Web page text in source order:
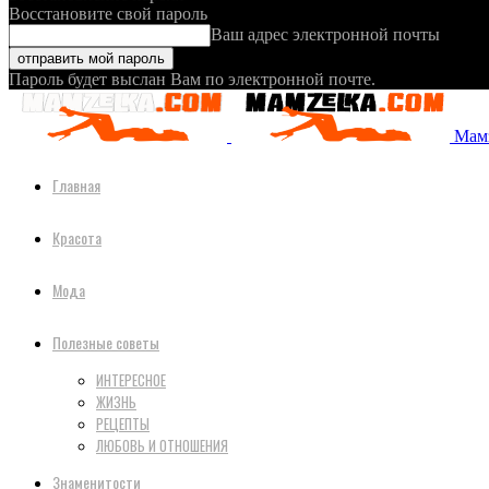
Восстановите свой пароль
Ваш адрес электронной почты
Пароль будет выслан Вам по электронной почте.
Главная
Красота
Мода
Полезные советы
ИНТЕРЕСНОЕ
ЖИЗНЬ
РЕЦЕПТЫ
ЛЮБОВЬ И ОТНОШЕНИЯ
Знаменитости